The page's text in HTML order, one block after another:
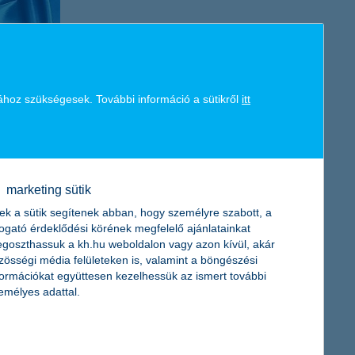
mindennapok valós élethelyzeteiből vett példákra alapozva
nekik azokat a mérlegelési technikákat, amelyekkel később
nevű
csapata nyert
A K&H vetélkedőjének programja, illetve tudásanyaga
szükségesek. További információ a sütikről itt
marketing sütik
a sütik segítenek abban, hogy személyre szabott, a
érdeklődési körének megfelelő ajánlatainkat
a kh.hu weboldalon vagy azon kívül, akár
média felületeken is, valamint a böngészési
együttesen kezelhessük az ismert további
adattal.